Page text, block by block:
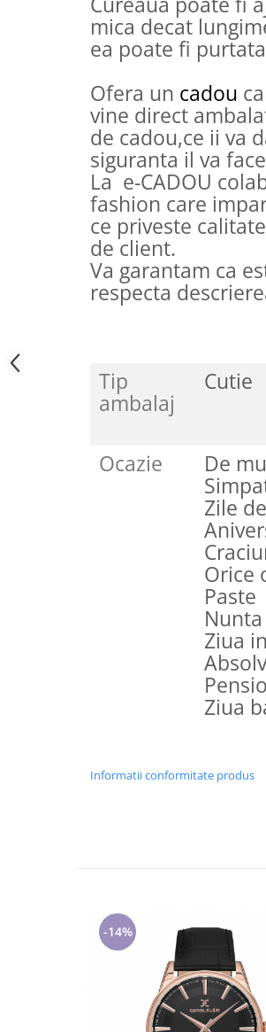
Cadouri pentru profesori sau absolventi
Cadouri Back to school
Cadouri de Paște
Cadouri pentru CUPLU El & Ea
Cadouri Iubitori de animale
Cadouri GRAVIDE
Cadouri pentru sportivi
Cadouri Pensionare
Cadouri Colegi, sefi sau angajati
Cadouri pentru Doctori
Cadouri pentru Sfânta Maria
mica decat
ea poate fi
Ofera un cadou
vine direct
de cadou,ce ii va
siguranta il va
La e-CADOU
fashion care
ce priveste
de client.
Va garantam ca
respecta
Tip
ambalaj
Cutie
Ocazie De
Zile
Orice
Paste
Nunta
Ziua
Ziua
Informatii conformitate produs
-14%